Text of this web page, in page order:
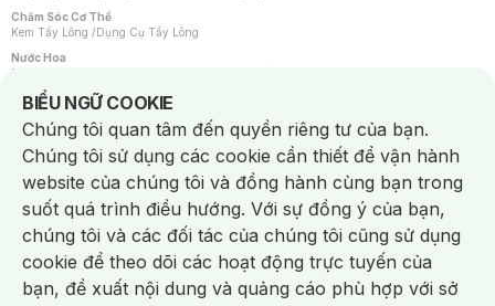
Chăm Sóc Cơ Thể
Kem Tẩy Lông /Dụng Cụ Tẩy Lông
Nước Hoa
Nước Hoa Nữ
Chăm Sóc Cá Nhân
Chống Muỗi /Khẩu Trang /Máy Massage/Mặt Nạ Xông Hơi /Nước Rửa Tay/
Sản Phẩm Chăm Sóc Khác /Bàn Chải Đánh Răng /Bàn Chải Điện/
Hỗ Trợ Trắng Răng/Kem Đánh Răng /Máy Tăm Nước/ Nước Súc Miệng/
Tăm / Chỉ Nha Khoa/ Xịt Thơm Miệng / Dung Dịch Vệ Sinh/Dưỡng Vùng Kín/
Khăn Ướt Vệ Sinh Vùng Kín/Băng Vệ Sinh/Tampon/Bọt Cạo Râu /Dao Cạo Râu/
Máy Cạo Râu
Vấn Đề Về Da
Da Dầu / Lỗ Chân Lông To/ Da Khô / Mất Nước/ Da Lão Hóa/ Da Mụn/
Da Nhạy Cảm / Kích Ứng
Da Xỉn Màu Thâm / Nám / Tàn Nhang
Quầng Thâm & Bọng Mắt /Sẹo /Viêm Da Cơ Địa
Dụng Cụ / Phụ Kiện Chăm Sóc Da
Bông Tẩy Trang
Khăn Lau Mặt Khô Dụng Cụ / Máy Rửa Mặt Máy Chăm Sóc Da
BIỂU NGỮ COOKIE
Notice about cookies usage
Chúng tôi quan tâm đến quyền riêng tư của bạn.
Chúng tôi sử dụng các cookie cần thiết để vận hành
website của chúng tôi và đồng hành cùng bạn trong
suốt quá trình điều hướng. Với sự đồng ý của bạn,
chúng tôi và các đối tác của chúng tôi cũng sử dụng
cookie để theo dõi các hoạt động trực tuyến của
bạn, đề xuất nội dung và quảng cáo phù hợp với sở